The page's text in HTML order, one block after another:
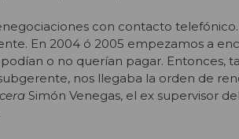
con contacto telefónico.
En 2004 ó 2005 empezamos a
o no querían pagar. Entonces,
nos llegaba la orden de
Simón Venegas, el ex supervisor del